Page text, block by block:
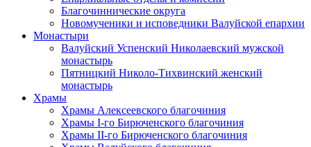
Благочиннические округа
Новомученики и исповедники Валуйской епархии
Монастыри
Валуйский Успенский Николаевский мужской
монастырь
Пятницкий Николо-Тихвинский женский
монастырь
Храмы
Храмы Алексеевского благочиния
Храмы I-го Бирюченского благочиния
Храмы II-го Бирюченского благочиния